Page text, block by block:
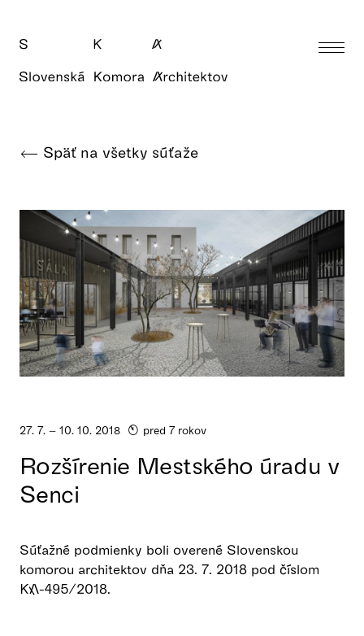
Späť na všetky súťaže
27. 7. – 10. 10. 2018 pred 7 rokov
Rozšírenie Mestského úradu v
Senci
Súťažné podmienky boli overené Slovenskou
komorou architektov dňa 23. 7. 2018 pod číslom
KA-495/2018.